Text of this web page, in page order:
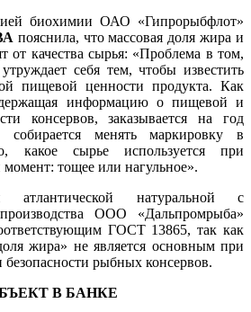
биохимии ОАО «Гипрорыбфлот»
пояснила, что массовая доля жира и
от качества сырья: «Проблема в том,
себя тем, чтобы известить
пищевой ценности продукта. Как
информацию о пищевой и
консервов, заказывается на год
менять маркировку в
какое сырье используется при
тощее или нагульное».
атлантической натуральной с
ООО «Дальпромрыба»
ГОСТ 13865, так как
жира» не является основным при
безопасности рыбных консервов.
В БАНКЕ